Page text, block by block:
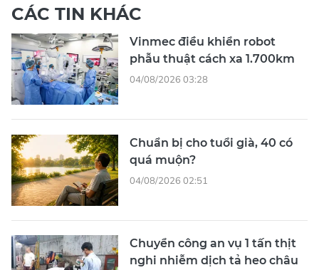
CÁC TIN KHÁC
Vinmec điều khiển robot
phẫu thuật cách xa 1.700km
04/08/2026 03:28
Chuẩn bị cho tuổi già, 40 có
quá muộn?
04/08/2026 02:51
Chuyển công an vụ 1 tấn thịt
nghi nhiễm dịch tả heo châu